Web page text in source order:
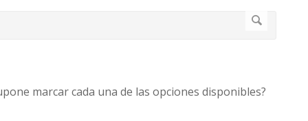
marcar cada una de las opciones disponibles?